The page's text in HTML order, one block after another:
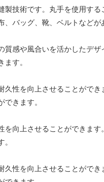
技術です。丸手を使用す
バッグ、靴、ベルトなどが
感や風合いを活かしたデ
す。
性を向上させることがで
きます。
向上させることができま
性を向上させることがで